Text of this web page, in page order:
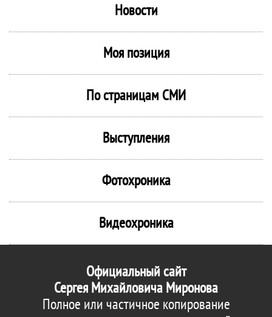
Новости
Моя позиция
По страницам СМИ
Выступления
Фотохроника
Видеохроника
Официальный сайт
Сергея Михайловича Миронова
Полное или частичное копирование